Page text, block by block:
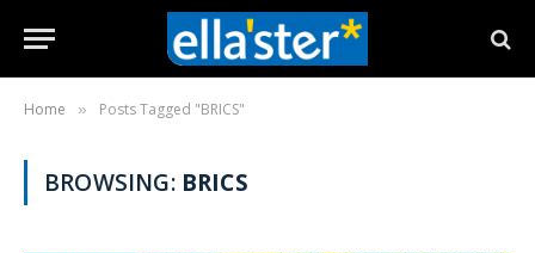
Home » Posts Tagged "BRICS"
BROWSING: BRICS